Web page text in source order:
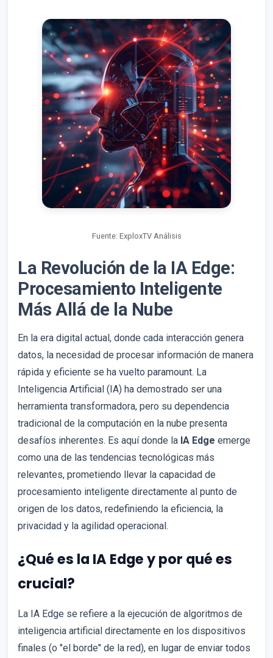
Fuente: ExploxTV Análisis
La Revolución de la IA Edge:
Procesamiento Inteligente
Más Allá de la Nube
En la era digital actual, donde cada interacción genera
datos, la necesidad de procesar información de manera
rápida y eficiente se ha vuelto paramount. La
Inteligencia Artificial (IA) ha demostrado ser una
herramienta transformadora, pero su dependencia
tradicional de la computación en la nube presenta
desafíos inherentes. Es aquí donde la IA Edge emerge
como una de las tendencias tecnológicas más
relevantes, prometiendo llevar la capacidad de
procesamiento inteligente directamente al punto de
origen de los datos, redefiniendo la eficiencia, la
privacidad y la agilidad operacional.
¿Qué es la IA Edge y por qué es
crucial?
La IA Edge se refiere a la ejecución de algoritmos de
inteligencia artificial directamente en los dispositivos
finales (o "el borde" de la red), en lugar de enviar todos